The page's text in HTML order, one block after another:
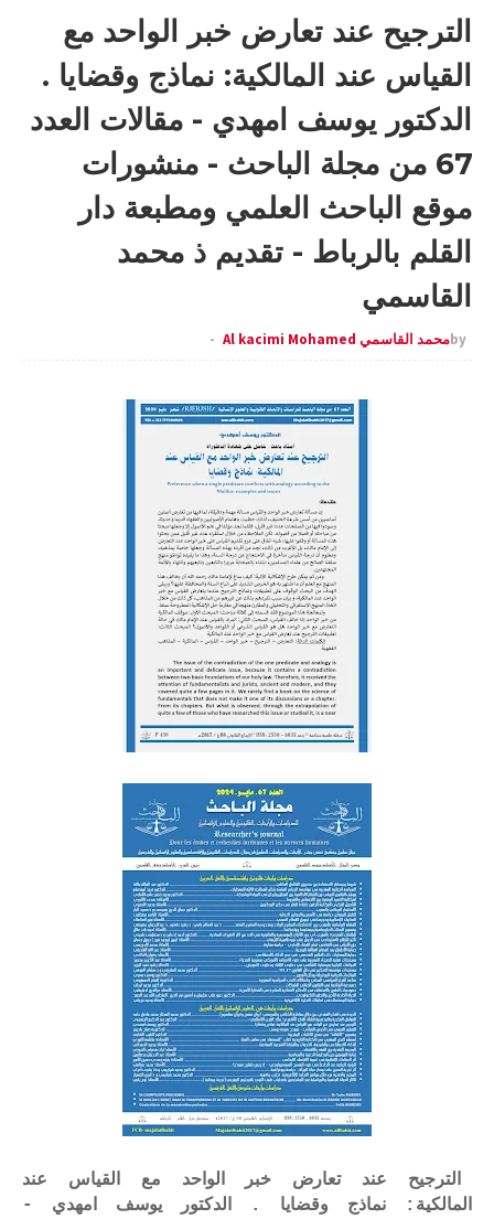
الترجيح عند تعارض خبر الواحد مع
القياس عند المالكية: نماذج وقضايا .
الدكتور يوسف امهدي - مقالات العدد
67 من مجلة الباحث - منشورات
موقع الباحث العلمي ومطبعة دار
القلم بالرباط - تقديم ذ محمد
القاسمي
byمحمد القاسمي Al kacimi Mohamed
الترجيح عند تعارض خبر الواحد مع القياس عند
المالكية: نماذج وقضايا . الدكتور يوسف امهدي -